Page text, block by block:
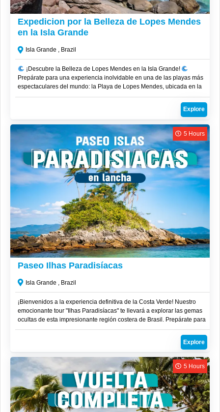
R$100
Expedicion por la Belleza de Lopes Mendes
en la Isla Grande
Isla Grande , Brazil
¡Descubre la Belleza de Lopes Mendes en la Isla Grande!
Prepárate para una experiencia inolvidable en una de las playas más
espectaculares del mundo: la Playa de Lopes Mendes, ubicada en la
mágica Isla Grande. Combina naturaleza y tranquilidad en un entorno
paradisíaco diseñado para que solo tengas que relajarte y disfrutar.
Explore
R$220
5 Hours
Paseo Ilhas Paradisíacas
Isla Grande , Brazil
¡Bienvenidos a la experiencia definitiva de la Costa Verde! Nuestro
emocionante tour "Ilhas Paradisíacas" te llevará a explorar las gemas
ocultas de esta impresionante región costera de Brasil. Prepárate para
descubrir playas de arena blanca, aguas cristalinas repletas de vida
marina y lugares que parecen sacados de un sueño. ¡Este es el
Explore
5 Hours